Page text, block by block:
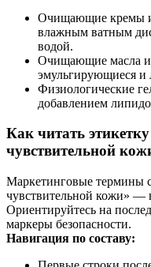
Очищающие кремы
влажным ватным
водой.
Очищающие масла и
эмульгирующиеся и
Физиологические
добавлением
Как читать
чувствительной
Маркетинговые термины
чувствительной кожи» —
Ориентируйтесь на
маркеры безопасности.
Навигация по составу: